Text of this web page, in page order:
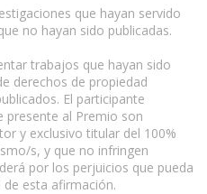
que hayan servido
no hayan sido publicadas.
trabajos que hayan sido
derechos de propiedad
El participante
presente al Premio son
y exclusivo titular del 100%
s, y que no infringen
por los perjuicios que pueda
esta afirmación.